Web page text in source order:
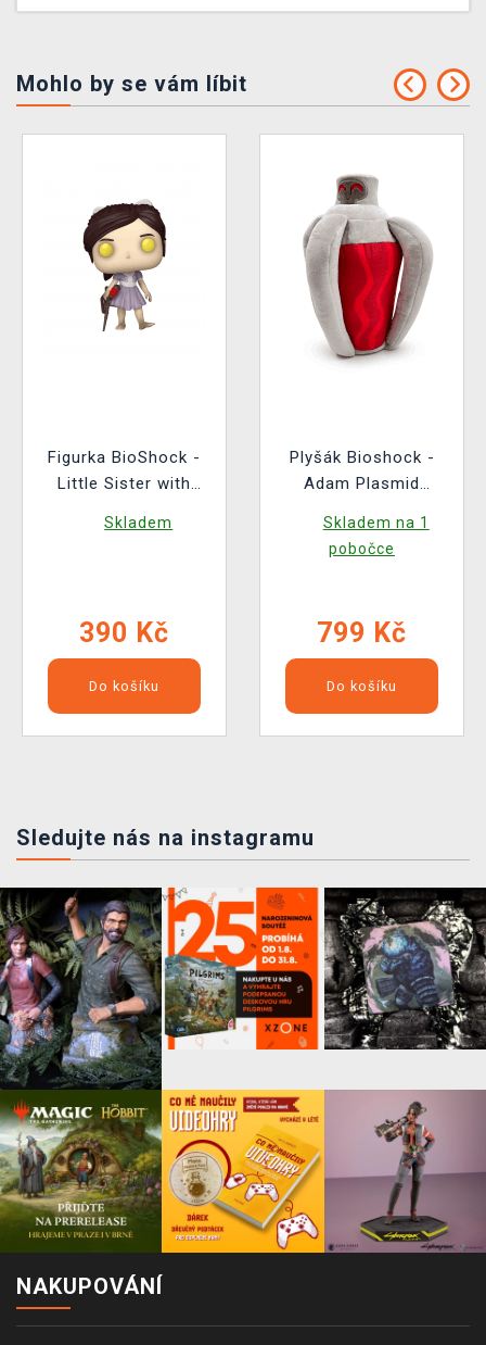
Mohlo by se vám líbit
Figurka BioShock -
Little Sister with
Games 1143)
Skladem
390 Kč
Do košíku
Plyšák Bioshock -
Adam Plasmid
Skladem na 1
pobočce
799 Kč
Do košíku
Sledujte nás na instagramu
NAKUPOVÁNÍ